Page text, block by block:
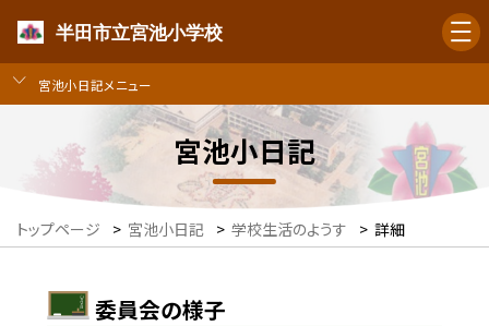
半田市立宮池小学校
宮池小日記メニュー
宮池小日記
トップページ > 宮池小日記 > 学校生活のようす > 詳細
委員会の様子